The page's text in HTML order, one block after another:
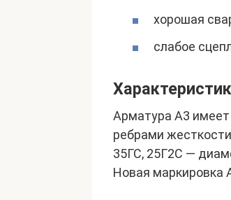
хорошая
слабое
Арматура А3
ребрами
35ГС, 25Г2С —
Новая маркировка